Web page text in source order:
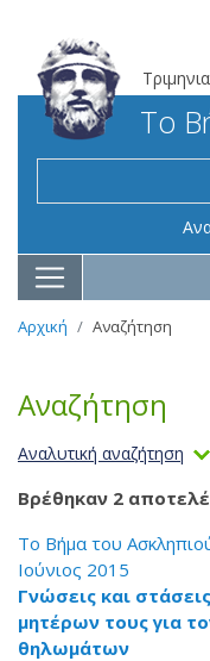
Το
Αρχική Αναζήτηση
Αναζήτηση
Αναλυτική αναζήτηση
Βρέθηκαν 2
Το Βήμα του
Ιούνιος 2015
Γνώσεις και
μητέρων τους για
θηλωμάτων